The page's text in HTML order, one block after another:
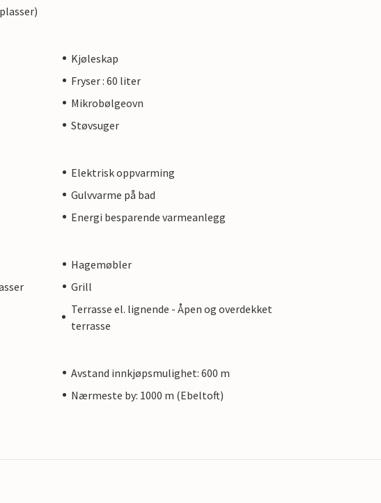
Kjøleskap
Fryser : 60 liter
Mikrobølgeovn
Støvsuger
Elektrisk oppvarming
Gulvvarme på bad
Energi besparende varmeanlegg
Hagemøbler
Grill
Terrasse el. lignende - Åpen og overdekket
terrasse
Avstand innkjøpsmulighet: 600 m
Nærmeste by: 1000 m (Ebeltoft)